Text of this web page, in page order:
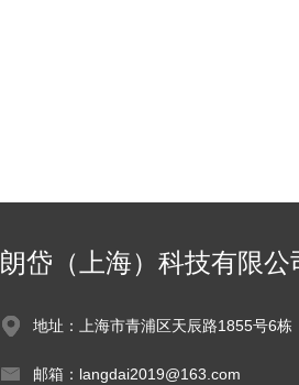
朗岱（上海）科技有限公
地址：上海市青浦区天辰路1855号6栋
邮箱：langdai2019@163.com